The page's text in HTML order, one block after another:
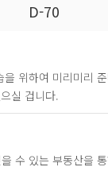
D-70
위하여 미리미리
실 겁니다.
수 있는 부동산을